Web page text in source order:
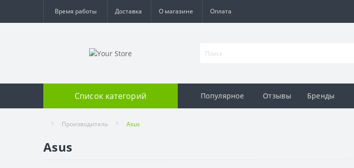
Время работы Доставка О магазине Оплата
Список категорий Популярное Отзывы Бренды
Производитель Asus
Asus